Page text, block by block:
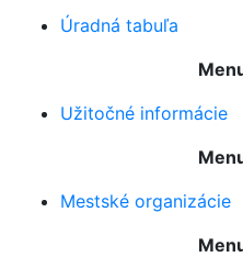
Úradná tabuľa
Užitočné informácie
Mestské organizácie